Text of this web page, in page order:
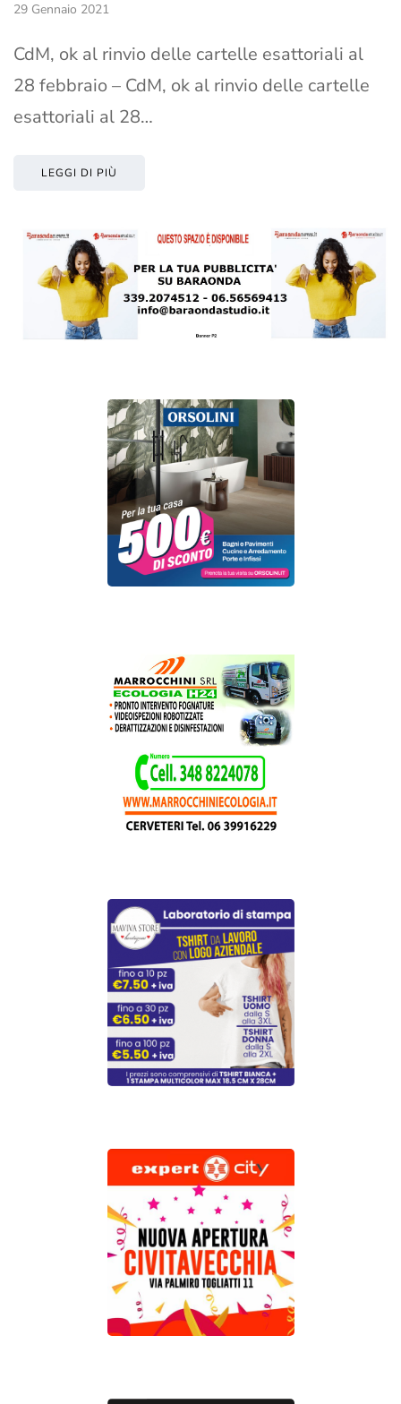
29 Gennaio 2021
CdM, ok al rinvio delle cartelle esattoriali al
28 febbraio – CdM, ok al rinvio delle cartelle
esattoriali al 28…
LEGGI DI PIÙ